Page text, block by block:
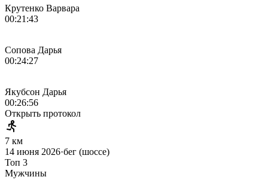
Крутенко Варвара
00:21:43
Сопова Дарья
00:24:27
Якубсон Дарья
00:26:56
Открыть протокол
7 км
14 июня 2026·бег (шоссе)
Топ 3
Мужчины